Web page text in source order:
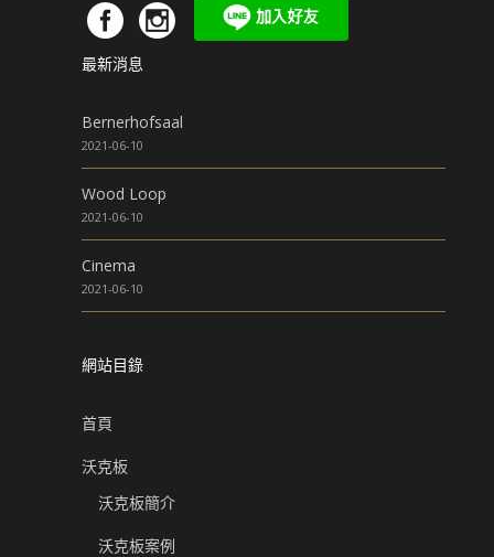
最新消息
Bernerhofsaal
2021-06-10
Wood Loop
2021-06-10
Cinema
2021-06-10
網站目錄
首頁
沃克板
沃克板簡介
沃克板案例